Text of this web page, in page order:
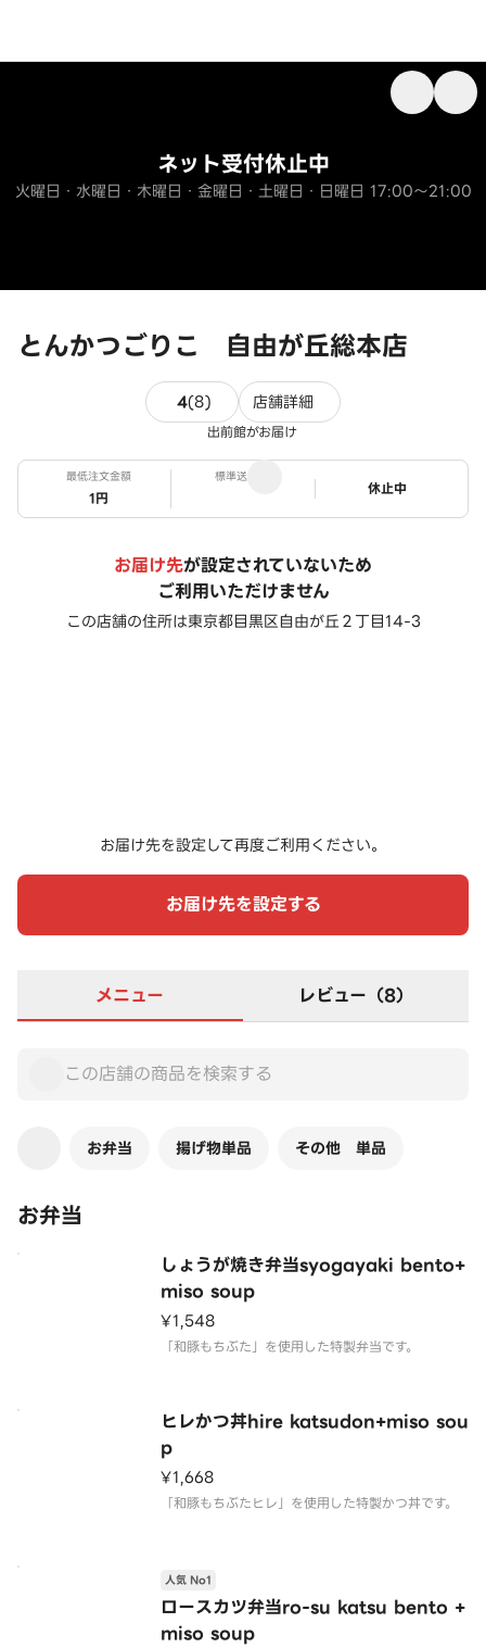
とんかつごりこ 自由が丘総本店
ネット受付休止中
火曜日・水曜日・木曜日・金曜日・土曜日・日曜日 17:00～21:00
4(8) 8件のレビュー
店舗詳細
出前館がお届け
最低注文金額
1円
標準送料
ステータス
休止中
お届け先が設定されていないため
ご利用いただけません
この店舗の住所は東京都目黒区自由が丘２丁目14-3
お届け先を設定して再度ご利用ください。
お届け先を設定する
メニュー レビュー（8）
お弁当 揚げ物単品 その他 単品
お弁当
しょうが焼き弁当syogayaki bento+
miso soup
¥1,548
「和豚もちぶた」を使用した特製弁当です。
ヒレかつ丼hire katsudon+miso sou
p
¥1,668
ロースカツ弁当ro-su katsu bento +
miso soup
人気 No1